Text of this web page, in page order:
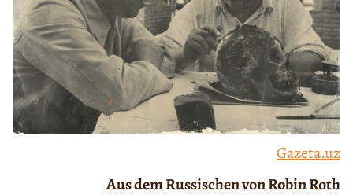
Gazeta.uz
Aus dem Russischen von Robin Roth